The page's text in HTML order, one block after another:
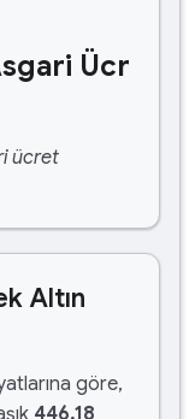
Ücr
ücret
Altın
göre,
446,18